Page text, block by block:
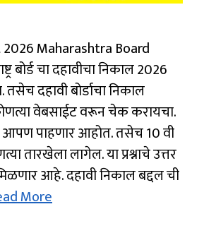
2026 Maharashtra Board
बोर्ड चा दहावीचा निकाल 2026
दहावी बोर्डाचा निकाल
वेबसाईट वरून चेक करायचा.
आपण पाहणार आहोत. तसेच 10 वी
तारखेला लागेल. या प्रश्नाचे उत्तर
आहे. दहावी निकाल बद्दल ची
More